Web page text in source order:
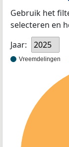
Gebruik het
selecteren en
Jaar:
2025
Vreemdelingen